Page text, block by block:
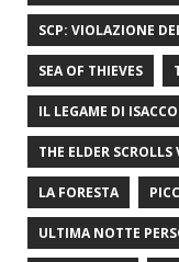
SCP: VIOLAZIONE
SEA OF ​​THIEVES
IL LEGAME DI
THE ELDER
LA FORESTA
ULTIMA NOTTE